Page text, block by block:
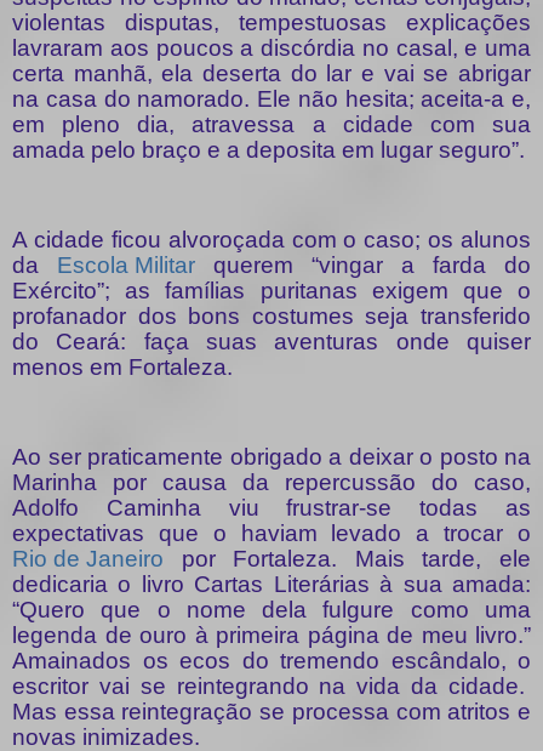
violentas disputas, tempestuosas explicações
lavraram aos poucos a discórdia no casal, e uma
certa manhã, ela deserta do lar e vai se abrigar
na casa do namorado. Ele não hesita; aceita-a e,
em pleno dia, atravessa a cidade com sua
amada pelo braço e a deposita em lugar seguro”.
A cidade ficou alvoroçada com o caso; os alunos
da Escola Militar querem “vingar a farda do
Exército”; as famílias puritanas exigem que o
profanador dos bons costumes seja transferido
do Ceará: faça suas aventuras onde quiser
menos em Fortaleza.
Ao ser praticamente obrigado a deixar o posto na
Marinha por causa da repercussão do caso,
Adolfo Caminha viu frustrar-se todas as
expectativas que o haviam levado a trocar o
Rio de Janeiro por Fortaleza. Mais tarde, ele
dedicaria o livro Cartas Literárias à sua amada:
“Quero que o nome dela fulgure como uma
legenda de ouro à primeira página de meu livro.”
Amainados os ecos do tremendo escândalo, o
escritor vai se reintegrando na vida da cidade.
Mas essa reintegração se processa com atritos e
novas inimizades.